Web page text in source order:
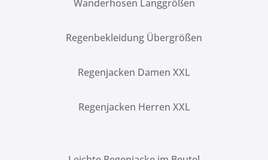
Wanderhosen Langgrößen
Regenbekleidung Übergrößen
Regenjacken Damen XXL
Regenjacken Herren XXL